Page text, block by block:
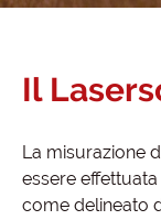
Il
La misurazione
essere
come delineato